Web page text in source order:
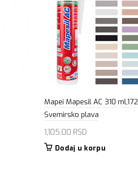
Mapei Mapesil AC 310 ml,172
Svemirsko plava
1,105.00 RSD
Dodaj u korpu